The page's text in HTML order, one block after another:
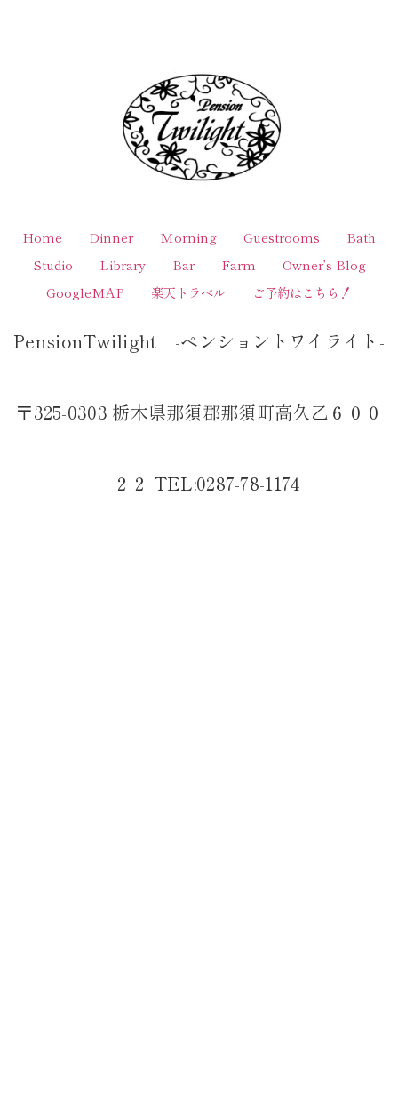
Home Dinner Morning Guestrooms
Bath
Studio
Library Bar Farm
Owner’s Blog
GoogleMAP
楽天トラベル ご予約はこちら！
PensionTwilight -ペンショントワイライト-
〒325-0303 栃木県那須郡那須町高久乙６００
−２２ TEL:0287-78-1174